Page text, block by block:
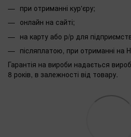
при отриманні кур'єру;
онлайн на сайті;
на карту або р/р для
післяплатою, при отриманні на
Гарантія на вироби надається
8 років, в залежності від товару.